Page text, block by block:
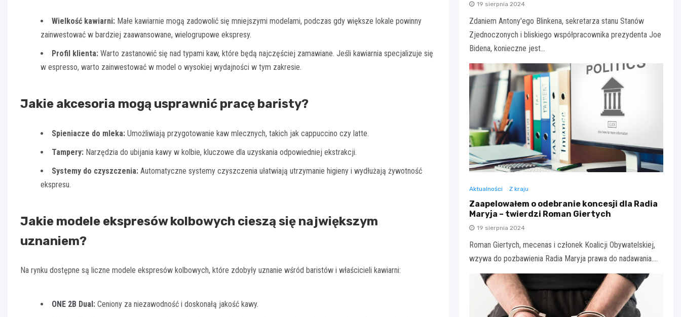
Wielkość kawiarni: Małe kawiarnie mogą zadowolić się mniejszymi modelami, podczas gdy większe lokale powinny
zainwestować w bardziej zaawansowane, wielogrupowe ekspresy.
Profil klienta: Warto zastanowić się nad typami kaw, które będą najczęściej zamawiane. Jeśli kawiarnia specjalizuje się
w espresso, warto zainwestować w model o wysokiej wydajności w tym zakresie.
Jakie akcesoria mogą usprawnić pracę baristy?
Spieniacze do mleka: Umożliwiają przygotowanie kaw mlecznych, takich jak cappuccino czy latte.
Tampery: Narzędzia do ubijania kawy w kolbie, kluczowe dla uzyskania odpowiedniej ekstrakcji.
Systemy do czyszczenia: Automatyczne systemy czyszczenia ułatwiają utrzymanie higieny i wydłużają żywotność
ekspresu.
Jakie modele ekspresów kolbowych cieszą się największym
uznaniem?
Na rynku dostępne są liczne modele ekspresów kolbowych, które zdobyły uznanie wśród baristów i właścicieli kawiarni:
ONE 2B Dual: Ceniony za niezawodność i doskonałą jakość kawy.
19 sierpnia 2024
Zdaniem Antony'ego Blinkena, sekretarza stanu Stanów
Zjednoczonych i bliskiego współpracownika prezydenta Joe
Bidena, konieczne jest…
Aktualności Z kraju
Zaapelowałem o odebranie koncesji dla Radia
Maryja – twierdzi Roman Giertych
19 sierpnia 2024
Roman Giertych, mecenas i członek Koalicji Obywatelskiej,
wzywa do pozbawienia Radia Maryja prawa do nadawania.…